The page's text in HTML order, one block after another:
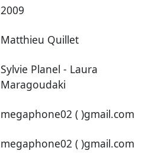
2009
Matthieu Quillet
Sylvie Planel - Laura
Maragoudaki
megaphone02 ( )gmail.com
megaphone02 ( )gmail.com